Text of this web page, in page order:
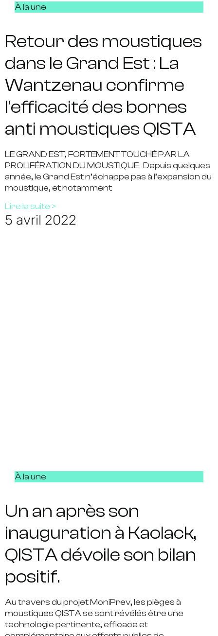
À la une
Retour des moustiques
dans le Grand Est : La
Wantzenau confirme
l’efficacité des bornes
anti moustiques QISTA
LE GRAND EST, FORTEMENT TOUCHÉ PAR LA
PROLIFÉRATION DU MOUSTIQUE Depuis quelques
année, le Grand Est n’échappe pas à l’expansion du
moustique, et notamment
Lire la suite >
5 avril 2022
À la une
Un an après son
inauguration à Kaolack,
QISTA dévoile son bilan
positif.
Au travers du projet MoniPrev, les pièges à
moustiques QISTA se sont révélés être une
technologie pertinente, efficace et